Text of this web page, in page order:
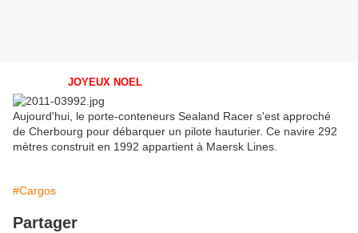
JOYEUX NOEL
Aujourd'hui, le porte-conteneurs Sealand Racer s'est approché
de Cherbourg pour débarquer un pilote hauturier. Ce navire 292
mètres construit en 1992 appartient à Maersk Lines.
#Cargos
Partager